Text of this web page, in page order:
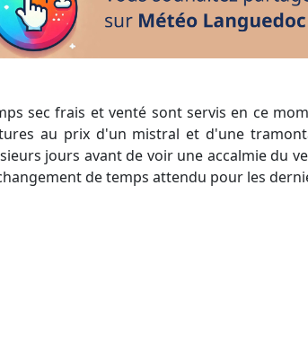
au prix d'un mistral et d'une
jours avant de voir une accalmie du
de temps attendu pour les